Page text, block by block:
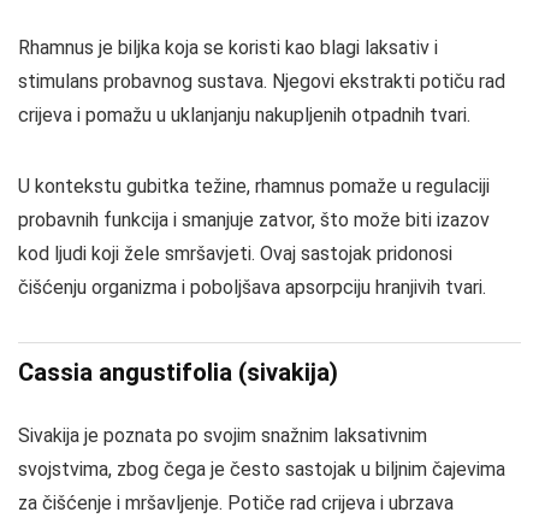
Rhamnus je biljka koja se koristi kao blagi laksativ i
stimulans probavnog sustava. Njegovi ekstrakti potiču rad
crijeva i pomažu u uklanjanju nakupljenih otpadnih tvari.
U kontekstu gubitka težine, rhamnus pomaže u regulaciji
probavnih funkcija i smanjuje zatvor, što može biti izazov
kod ljudi koji žele smršavjeti. Ovaj sastojak pridonosi
čišćenju organizma i poboljšava apsorpciju hranjivih tvari.
Cassia angustifolia (sivakija)
Sivakija je poznata po svojim snažnim laksativnim
svojstvima, zbog čega je često sastojak u biljnim čajevima
za čišćenje i mršavljenje. Potiče rad crijeva i ubrzava